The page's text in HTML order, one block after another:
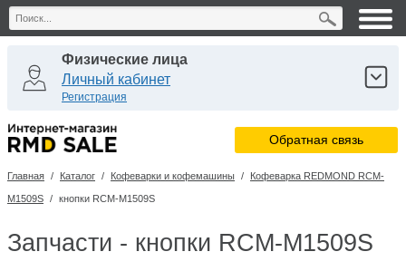
Физические лица
Личный кабинет
Регистрация
Юридические лица
Личный кабинет
Обратная связь
Главная / Каталог / Кофеварки и кофемашины / Кофеварка REDMOND RCM-
M1509S / кнопки RCM-M1509S
Запчасти - кнопки RCM-M1509S